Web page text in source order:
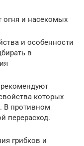
и насекомых
и особенности
в
которых
В противном
перерасход.
грибков и